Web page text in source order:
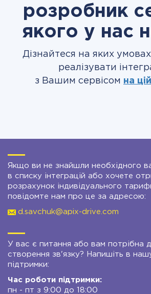
розробник
якого у нас
Дізнайтеся на яких
реалізувати
з Вашим сервісом на
Якщо ви не знайшли необхідного
в списку інтеграцій або хочете
розрахунок індивідуального
повідомте нам про це за адресою:
d.savchuk@apix-drive.com
У вас є питання або вам потрібна
створення зв'язку? Напишіть в
підтримки:
Час роботи підтримки:
пн - пт з 9:00 до 18:00